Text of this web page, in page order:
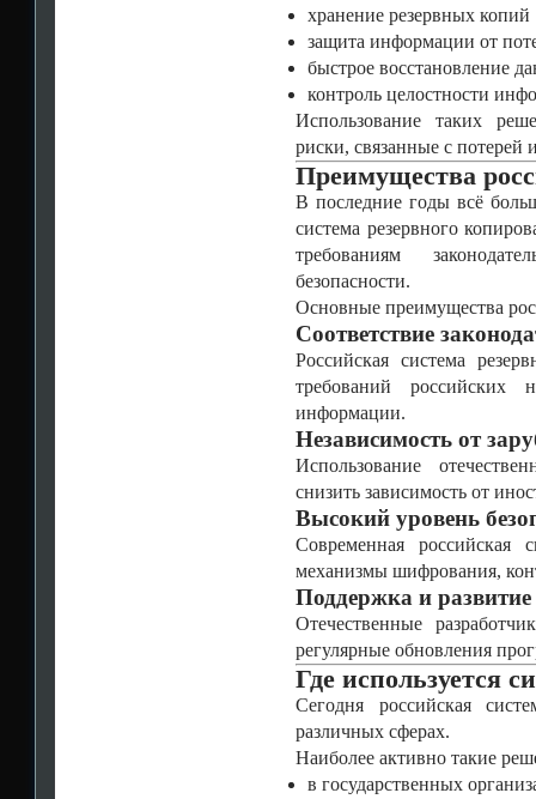
хранение резервных копий
защита информации от
быстрое восстановление
контроль целостности
Использование таких
риски, связанные с потерей
Преимущества
В последние годы всё
система резервного
требованиям
безопасности.
Основные преимущества
Соответствие
Российская система
требований российских
информации.
Независимость от
Использование
снизить зависимость от
Высокий уровень
Современная российская
механизмы шифрования,
Поддержка и развитие
Отечественные
регулярные обновления
Где используется
Сегодня российская
различных сферах.
Наиболее активно такие
в государственных